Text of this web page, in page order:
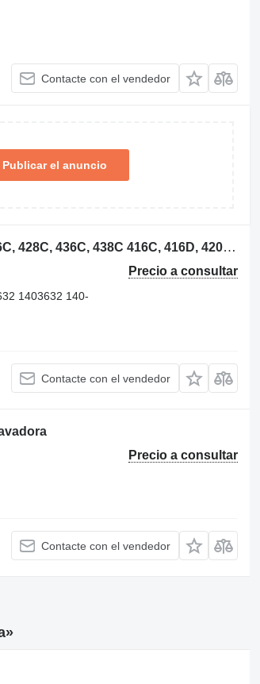
Contacte con el vendedor
Publicar el anuncio
2105949 enfriador de aceite para Caterpillar 416C, 426C, 428C, 436C, 438C 416C, 416D, 420D, 424D, 426C, 428C, retroexcavadora
Precio a consultar
1403632 140-
Contacte con el vendedor
Precio a consultar
Contacte con el vendedor